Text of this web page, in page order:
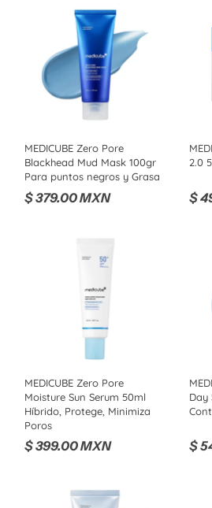
MEDICUBE Zero Pore
Blackhead Mud Mask 100gr
Para puntos negros y Grasa
$ 379.00 MXN
2.0
$
MEDICUBE Zero Pore
Moisture Sun Serum 50ml
Híbrido, Protege, Minimiza
Poros
$ 399.00 MXN
Day
$